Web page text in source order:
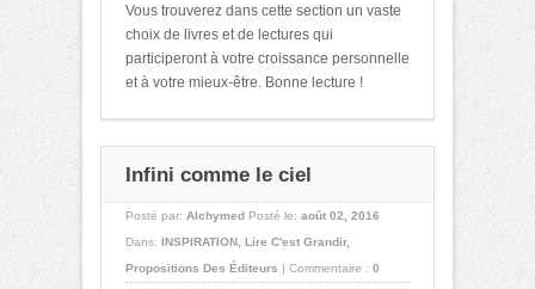
Vous trouverez dans cette section un vaste
choix de livres et de lectures qui
participeront à votre croissance personnelle
et à votre mieux-être. Bonne lecture !
Infini comme le ciel
Posté par: Alchymed Posté le: août 02, 2016
Dans: INSPIRATION Lire C'est Grandir,
Propositions Des Éditeurs | Commentaire : 0